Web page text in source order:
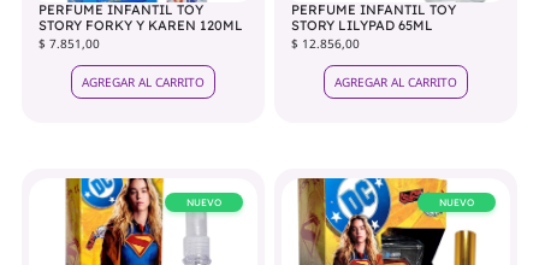
PERFUME INFANTIL TOY
STORY FORKY Y KAREN 120ML
$ 7.851,00
AGREGAR AL CARRITO
PERFUME INFANTIL TOY
STORY LILYPAD 65ML
$ 12.856,00
AGREGAR AL CARRITO
NUEVO NUEVO